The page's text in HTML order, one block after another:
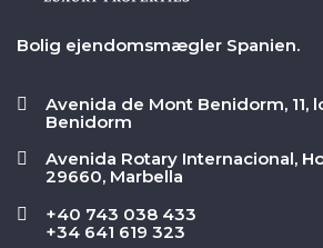
Bolig ejendomsmægler Spanien.
Avenida de Mont Benidorm, 11,
Benidorm
Avenida Rotary Internacional,
29660, Marbella
+40 743 038 433
+34 641 619 323